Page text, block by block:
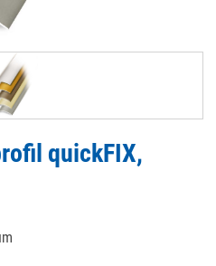
quickFIX,